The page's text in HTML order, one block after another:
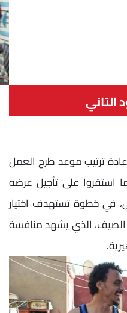
التاني
ترتيب موعد طرح العمل
استقروا على تأجيل عرضه
في خطوة تستهدف اختيار
الذي يشهد منافسة